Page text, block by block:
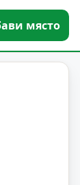
място